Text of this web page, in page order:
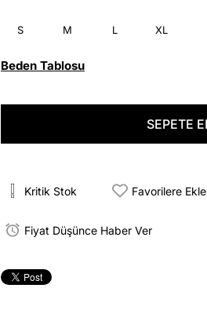
S M L XL
Beden Tablosu
Kritik Stok Favorilere Ekle
Fiyat Düşünce Haber Ver